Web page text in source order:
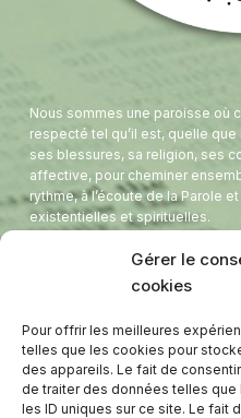
Gérer le
cookies
Pour offrir les meilleures
telles que les cookies pour
des appareils. Le fait de
de traiter des données telles
les ID uniques sur ce site. Le fait
Nous sommes une paroisse où
respecté tel qu’il est, quelle
ses blessures, sa religion, ses
affective, pour cheminer
rythme, à l’écoute de la Parole
existentielles et spirituelles.
Tel:
Temple - 1